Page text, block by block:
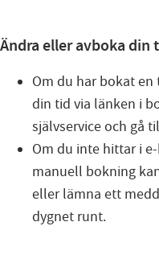
Ändra eller avboka din
Om du har bokat
din tid via länken i
självservice och gå
Om du inte hittar i
manuell bokning
eller lämna ett
dygnet runt.